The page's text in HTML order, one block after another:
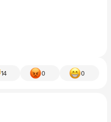
14 0 0